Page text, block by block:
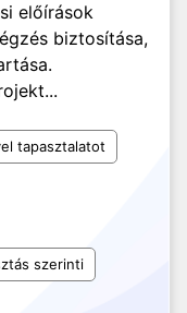
előírások
biztosítása,
tapasztalatot
szerinti